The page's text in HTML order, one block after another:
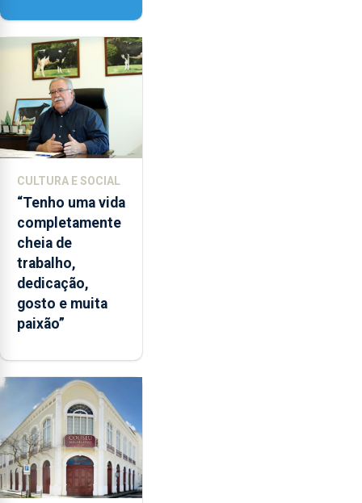
Paisagem’
CULTURA E SOCIAL
“Tenho uma vida
completamente
cheia de
trabalho,
dedicação,
gosto e muita
paixão”